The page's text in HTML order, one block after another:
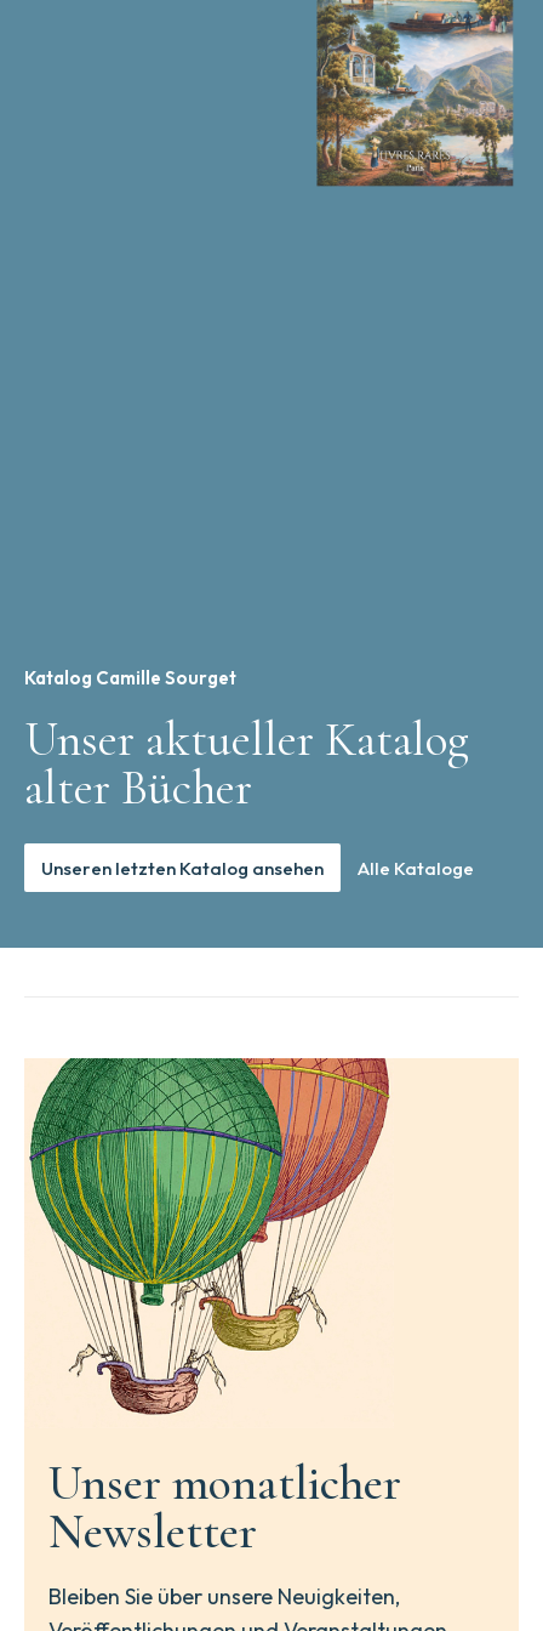
Katalog Camille Sourget
Unser aktueller Katalog
alter Bücher
Unseren letzten Katalog ansehen Alle Kataloge
Unser monatlicher
Newsletter
Bleiben Sie über unsere Neuigkeiten,